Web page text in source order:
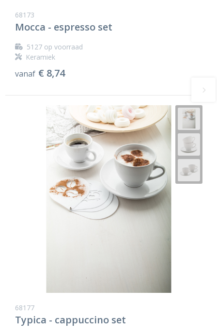
68173
Mocca - espresso set
5127op voorraad
Keramiek
vanaf € 8,74
68177
Typica - cappuccino set